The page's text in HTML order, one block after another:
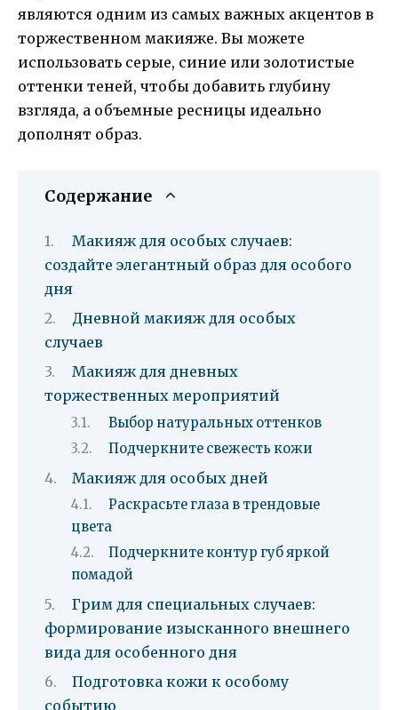
являются одним из самых важных акцентов в
торжественном макияже. Вы можете
использовать серые, синие или золотистые
оттенки теней, чтобы добавить глубину
взгляда, а объемные ресницы идеально
дополнят образ.
Содержание
Макияж для особых случаев:
создайте элегантный образ для особого
дня
Дневной макияж для особых
случаев
Макияж для дневных
торжественных мероприятий
Выбор натуральных оттенков
Подчеркните свежесть кожи
Макияж для особых дней
Раскрасьте глаза в трендовые
цвета
Подчеркните контур губ яркой
помадой
Грим для специальных случаев:
формирование изысканного внешнего
вида для особенного дня
Подготовка кожи к особому
событию